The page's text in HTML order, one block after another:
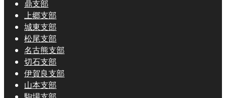
鼎支部
上郷支部
城東支部
松尾支部
名古熊支部
切石支部
伊賀良支部
山本支部